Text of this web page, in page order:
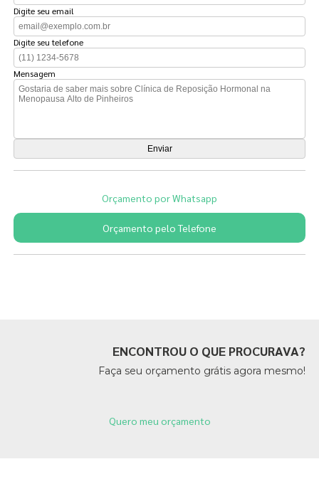
Digite seu email
Digite seu telefone
Mensagem
Orçamento por Whatsapp
Orçamento pelo Telefone
ENCONTROU O QUE PROCURAVA?
Faça seu orçamento grátis agora mesmo!
Quero meu orçamento